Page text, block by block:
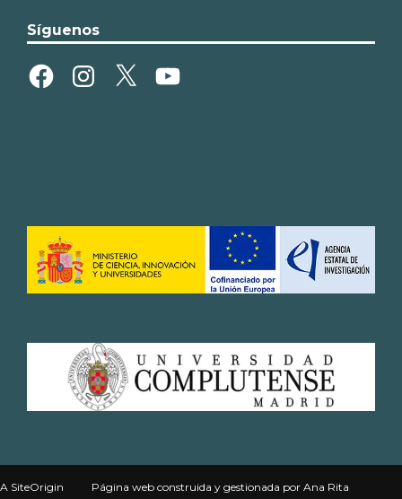
Síguenos
FacebookInstagram
X YouTube
A SiteOrigin
Página webconstruida y gestionada por Ana Rita